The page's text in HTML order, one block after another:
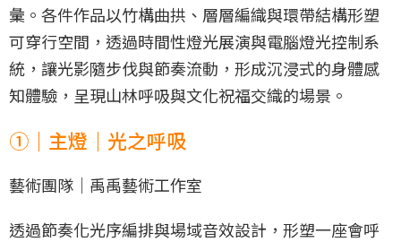
彙。各件作品以竹構曲拱、層層編織與環帶結構形塑
可穿行空間，透過時間性燈光展演與電腦燈光控制系
統，讓光影隨步伐與節奏流動，形成沉浸式的身體感
知體驗，呈現山林呼吸與文化祝福交織的場景。
①｜主燈｜光之呼吸
藝術團隊｜禹禹藝術工作室
透過節奏化光序編排與場域音效設計，形塑一座會呼